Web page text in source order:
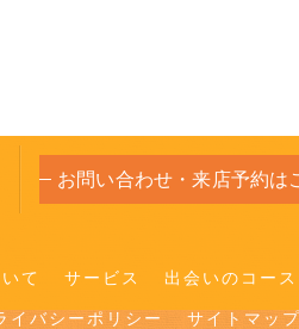
お問い合わせ・来店予約は
て サービス 出会いのコース
イバシーポリシー サイトマップ